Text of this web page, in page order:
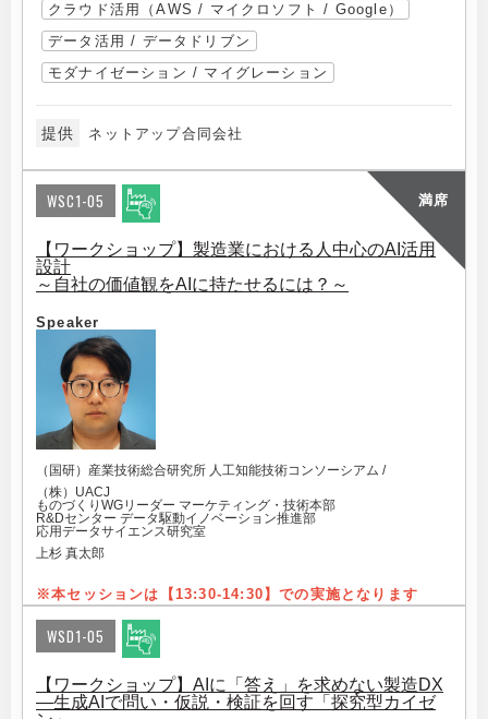
クラウド活用（AWS / マイクロソフト / Google）
データ活用 / データドリブン
モダナイゼーション / マイグレーション
提供 ネットアップ合同会社
満席
WSC1-05
【ワークショップ】製造業における人中心のAI活用
設計
～自社の価値観をAIに持たせるには？～
Speaker
（国研）産業技術総合研究所 人工知能技術コンソーシアム /
（株）UACJ
ものづくりWGリーダー マーケティング・技術本部
R&Dセンター データ駆動イノベーション推進部
応用データサイエンス研究室
上杉 真太郎
※本セッションは【13:30-14:30】での実施となります
WSD1-05
【ワークショップ】AIに「答え」を求めない製造DX
―生成AIで問い・仮説・検証を回す「探究型カイゼ